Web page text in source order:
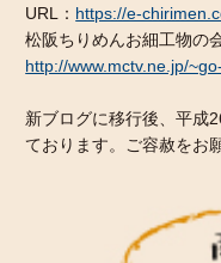
URL： https://e-
松阪ちりめんお細工物の
http://www.mctv.ne.jp/
新ブログに移行後、平成
ております。ご容赦をお